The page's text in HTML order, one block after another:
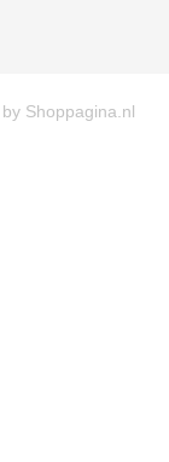
Shoppagina.nl